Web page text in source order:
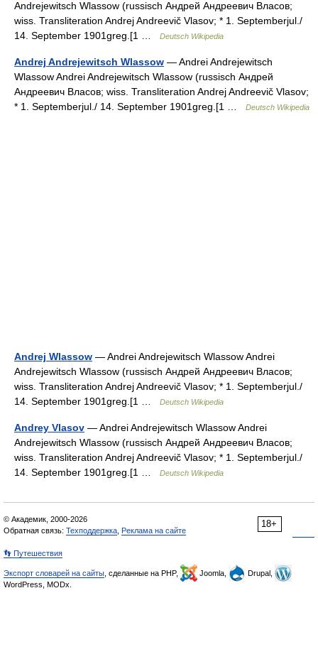
Andrejewitsch Wlassow (russisch Андрей Андреевич Власов;
wiss. Transliteration Andrej Andreevič Vlasov; * 1. Septemberjul./
14. September 1901greg.[1 …
Deutsch Wikipedia
Andrej Andrejewitsch Wlassow — Andrei Andrejewitsch
Wlassow Andrei Andrejewitsch Wlassow (russisch Андрей
Андреевич Власов; wiss. Transliteration Andrej Andreevič Vlasov;
* 1. Septemberjul./ 14. September 1901greg.[1 …
Deutsch Wikipedia
Andrej Wlassow — Andrei Andrejewitsch Wlassow Andrei
Andrejewitsch Wlassow (russisch Андрей Андреевич Власов;
wiss. Transliteration Andrej Andreevič Vlasov; * 1. Septemberjul./
14. September 1901greg.[1 …
Deutsch Wikipedia
Andrey Vlasov — Andrei Andrejewitsch Wlassow Andrei
Andrejewitsch Wlassow (russisch Андрей Андреевич Власов;
wiss. Transliteration Andrej Andreevič Vlasov; * 1. Septemberjul./
14. September 1901greg.[1 …
Deutsch Wikipedia
18+
© Академик, 2000-2026
Обратная связь: Техподдержка Реклама на сайте
👣 Путешествия
Экспорт словарей на сайты , сделанные на PHP, Joomla,
Drupal,
WordPress, MODx.